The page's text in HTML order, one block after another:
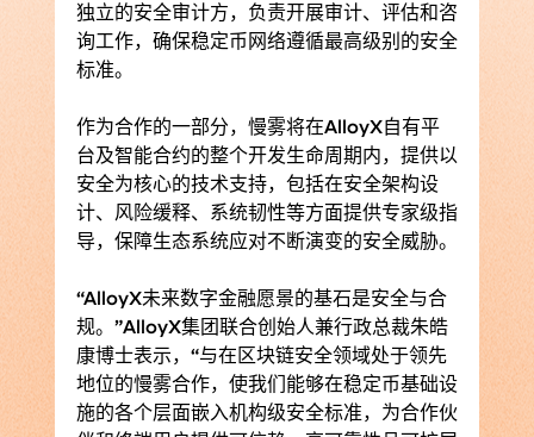
独立的安全审计方，负责开展审计、评估和咨
询工作，确保稳定币网络遵循最高级别的安全
标准。
作为合作的一部分，慢雾将在AlloyX自有平
台及智能合约的整个开发生命周期内，提供以
安全为核心的技术支持，包括在安全架构设
计、风险缓释、系统韧性等方面提供专家级指
导，保障生态系统应对不断演变的安全威胁。
“AlloyX未来数字金融愿景的基石是安全与合
规。”AlloyX集团联合创始人兼行政总裁朱皓
康博士表示，“与在区块链安全领域处于领先
地位的慢雾合作，使我们能够在稳定币基础设
施的各个层面嵌入机构级安全标准，为合作伙